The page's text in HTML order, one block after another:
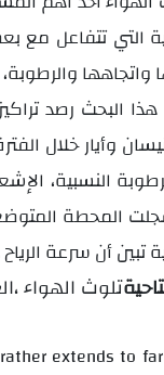
التي تتفاعل مع
النسبية،
تبين أن سرعة
تلوث الهواء،
extends to